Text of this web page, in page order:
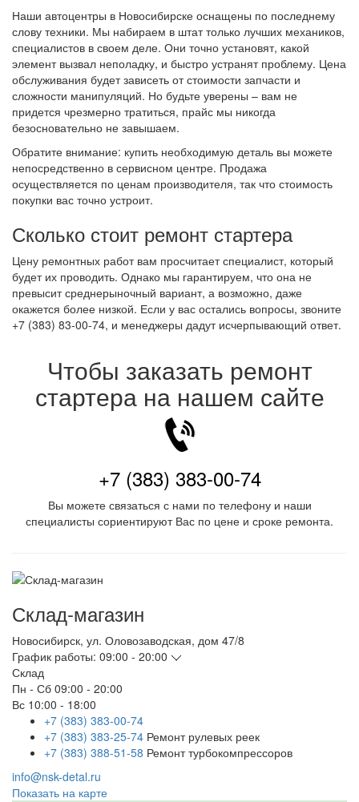
Наши автоцентры в Новосибирске оснащены по последнему
слову техники. Мы набираем в штат только лучших механиков,
специалистов в своем деле. Они точно установят, какой
элемент вызвал неполадку, и быстро устранят проблему. Цена
обслуживания будет зависеть от стоимости запчасти и
сложности манипуляций. Но будьте уверены – вам не
придется чрезмерно тратиться, прайс мы никогда
безосновательно не завышаем.
Обратите внимание: купить необходимую деталь вы можете
непосредственно в сервисном центре. Продажа
осуществляется по ценам производителя, так что стоимость
покупки вас точно устроит.
Сколько стоит ремонт стартера
Цену ремонтных работ вам просчитает специалист, который
будет их проводить. Однако мы гарантируем, что она не
превысит среднерыночный вариант, а возможно, даже
окажется более низкой. Если у вас остались вопросы, звоните
+7 (383) 83-00-74, и менеджеры дадут исчерпывающий ответ.
Чтобы заказать ремонт
стартера на нашем сайте
+7 (383) 383-00-74
Вы можете связаться с нами по телефону и наши
специалисты сориентируют Вас по цене и сроке ремонта.
Склад-магазин
Новосибирск, ул. Оловозаводская, дом 47/8
График работы: 09:00 - 20:00
Склад
Пн - Сб 09:00 - 20:00
Вс 10:00 - 18:00
+7 (383) 383-00-74
+7 (383) 383-25-74 Ремонт рулевых реек
+7 (383) 388-51-58 Ремонт турбокомпрессоров
info@nsk-detal.ru
Показать на карте